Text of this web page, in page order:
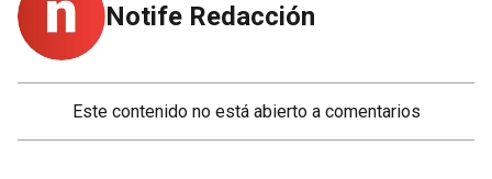
Notife Redacción
Este contenido no está abierto a comentarios